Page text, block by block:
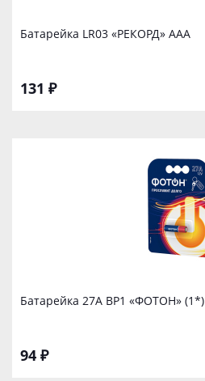
Батарейка LR03 «РЕКОРД» ААА
131 ₽
Батарейка 27А ВР1 «ФОТОН» (1*)
94 ₽